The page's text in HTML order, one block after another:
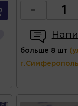
-
больше 8 шт